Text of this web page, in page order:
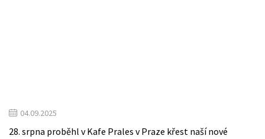
04.09.2025
28. srpna proběhl v Kafe Prales v Praze křest naší nové